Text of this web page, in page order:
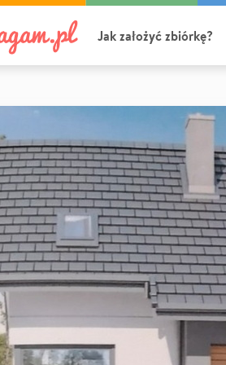
Jak założyć zbiórkę?